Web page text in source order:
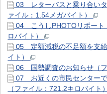
03 レターバスと乗り合い
ァイル：1.54メガバイト）
04 こうしPHOTOリポー
ロバイト）
05 定額減税の不足額を支
イト）
06 国勢調査のお知らせ（
07 お近くの市民センター
（ファイル：721.2キロバイト